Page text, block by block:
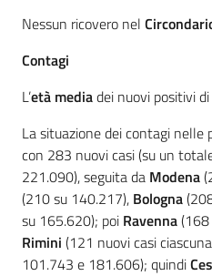
Nessun ricovero nel
Contagi
L’età mediadei nuovi positivi
La situazione dei contagi nelle
con 283 nuovi casi (su un
221.090), seguita da Modena
(210 su 140.217), Bologna
su 165.620); poi Ravenna
Rimini (121 nuovi casi
101.743 e 181.606); quindi